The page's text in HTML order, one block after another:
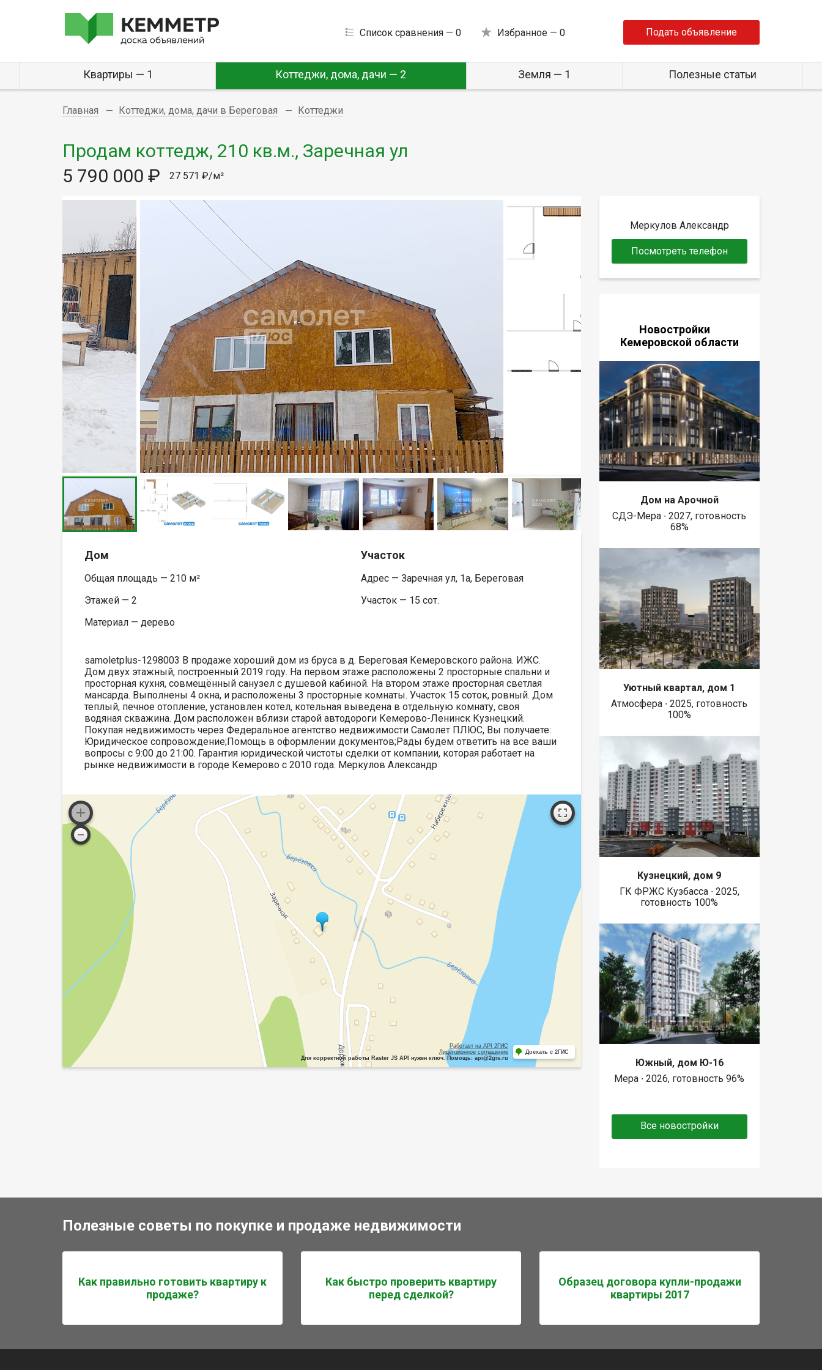
Список сравнения — 0 Избранное — 0 Подать объявление
Квартиры — 1 Коттеджи, дома, дачи — 2 Земля — 1 Полезные статьи
Главная Коттеджи, дома, дачи в Береговая Коттеджи
Продам коттедж, 210 кв.м., Заречная ул
5 790 000 ₽
27 571 ₽/м²
Дом
Общая площадь — 210 м²
Этажей — 2
Материал — дерево
Участок
Адрес — Заречная ул, 1а, Береговая
Участок — 15 сот.
samoletplus-1298003 В продаже хороший дом из бруса в д. Береговая Кемеровского района. ИЖС.
Дом двух этажный, построенный 2019 году. На первом этаже расположены 2 просторные спальни и
просторная кухня, совмещённый санузел с душевой кабиной. На втором этаже просторная светлая
мансарда. Выполнены 4 окна, и расположены 3 просторные комнаты. Участок 15 соток, ровный. Дом
теплый, печное отопление, установлен котел, котельная выведена в отдельную комнату, своя
водяная скважина. Дом расположен вблизи старой автодороги Кемерово-Ленинск Кузнецкий.
Покупая недвижимость через Федеральное агентство недвижимости Самолет ПЛЮС, Вы получаете:
Юридическое сопровождение;Помощь в оформлении документов;Рады будем ответить на все ваши
вопросы с 9:00 до 21:00. Гарантия юридической чистоты сделки от компании, которая работает на
рынке недвижимости в городе Кемерово с 2010 года. Меркулов Александр
Работает на API 2ГИС
Лицензионное соглашение
Для корректной работы Raster JS API нужен ключ. Помощь: api@2gis.ru
Доехать с 2ГИС
Меркулов Александр
Посмотреть телефон
Новостройки
Кемеровской области
Дом на Арочной
СДЭ-Мера ∙ 2027, готовность
68%
Уютный квартал, дом 1
Атмосфера ∙ 2025, готовность
100%
Кузнецкий, дом 9
ГК ФРЖС Кузбасса ∙ 2025,
готовность 100%
Южный, дом Ю-16
Мера ∙ 2026, готовность 96%
Все новостройки
Полезные советы по покупке и продаже недвижимости
Как правильно готовить квартиру к
продаже?
Как быстро проверить квартиру
перед сделкой?
Образец договора купли-продажи
квартиры 2017